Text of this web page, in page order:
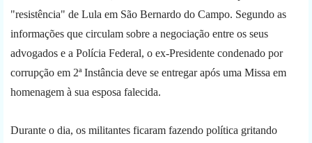
"resistência" de Lula em São Bernardo do Campo. Segundo as
informações que circulam sobre a negociação entre os seus
advogados e a Polícia Federal, o ex-Presidente condenado por
corrupção em 2ª Instância deve se entregar após uma Missa em
homenagem à sua esposa falecida.
Durante o dia, os militantes ficaram fazendo política gritando